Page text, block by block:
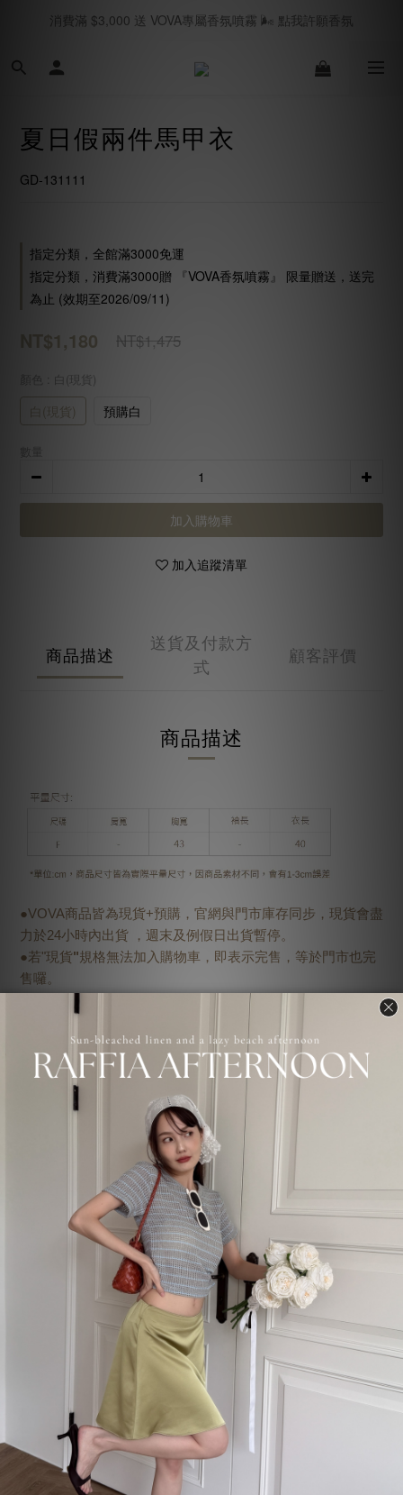
春夏現貨 海島國家旅遊必買🥂｜立即逛逛SHOPNOW
消費滿 $3,000 送 VOVA專屬香氛噴霧 🌬️ 點我許願香氛
七月新品上線 🛎️｜立即逛逛
夏日假兩件馬甲衣
GD-131111
指定分類，全館滿3000免運
指定分類，消費滿3000贈 『VOVA香氛噴霧』 限量贈送，送完
為止 (效期至2026/09/11)
NT$1,180 NT$1,475
: 白(現貨)
白(現貨) 預購白
加入購物車
加入追蹤清單
商品描述
送貨及付款方
式
顧客評價
商品描述
●VOVA商品皆為現貨+預購，官網與門市庫存同步，現貨會盡
力於24小時內出貨 ，週末及例假日出貨暫停。
●若"現貨"規格無法加入購物車，即表示完售，等於門市也完
售囉。
●門市與網路庫存同步，"現貨"商品若剩一件，將給予"優先付
款者"為主，未付款者商品將會轉為"預購"。
●若可接受預購，請點選"預購"規格加入購物車下單，預購商
品約1-3週工作日，不含假日 (特殊節日預購期變動將另行公
●預購商品若超過3週工作日，則自動拆單將現貨寄出，預購
商品後續寄出運費由VOVA自行負擔。
●正韓商品斷貨屬正常現象，若預購商品斷貨，則自動將現貨
商品寄出，斷貨商品金額自動轉入購物金並補償一次免運優
惠代碼，登入會員即可查看免運代碼。
●其他購物須知請點選官網最下方。
了解更多